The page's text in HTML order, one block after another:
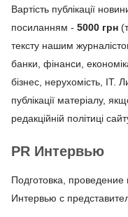
Вартість публікації
посиланням - 5000 грн
тексту нашим
банки, фінанси,
бізнес, нерухомість,
публікації матеріалу,
редакційній політиці
PR Интервью
Подготовка,
Интервью с